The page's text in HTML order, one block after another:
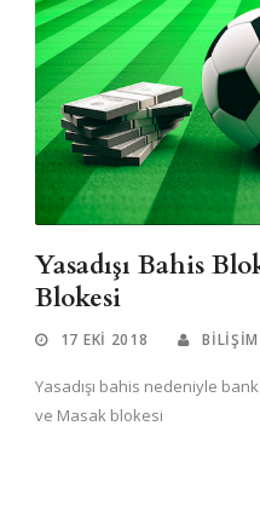
Yasadışı Bahis
Blokesi
17 EKI 2018
Yasadışı bahis nedeniyle
ve Masak blokesi